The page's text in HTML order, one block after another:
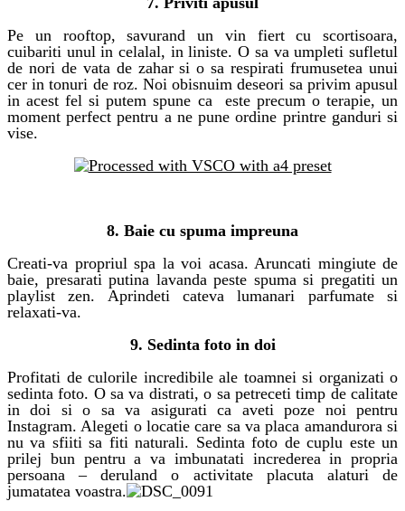
Pe un rooftop, savurand un vin fiert cu scortisoara,
cuibariti unul in celalal, in liniste. O sa va umpleti sufletul
de nori de vata de zahar si o sa respirati frumusetea unui
cer in tonuri de roz. Noi obisnuim deseori sa privim apusul
in acest fel si putem spune ca este precum o terapie, un
moment perfect pentru a ne pune ordine printre ganduri si
vise.
8. Baie cu spuma impreuna
Creati-va propriul spa la voi acasa. Aruncati mingiute de
baie, presarati putina lavanda peste spuma si pregatiti un
playlist zen. Aprindeti cateva lumanari parfumate si
relaxati-va.
9. Sedinta foto in doi
Profitati de culorile incredibile ale toamnei si organizati o
sedinta foto. O sa va distrati, o sa petreceti timp de calitate
in doi si o sa va asigurati ca aveti poze noi pentru
Instagram. Alegeti o locatie care sa va placa amandurora si
nu va sfiiti sa fiti naturali. Sedinta foto de cuplu este un
prilej bun pentru a va imbunatati increderea in propria
persoana – deruland o activitate placuta alaturi de
jumatatea voastra.